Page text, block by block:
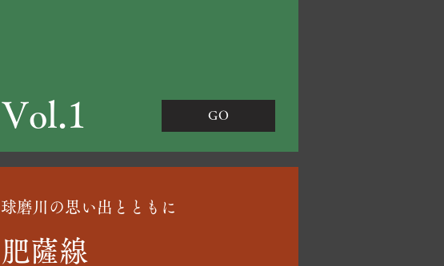
Vol.1 GO
球磨川の思い出とともに
肥薩線